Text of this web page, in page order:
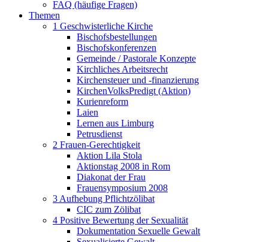
FAQ (häufige Fragen)
Themen
1 Geschwisterliche Kirche
Bischofsbestellungen
Bischofskonferenzen
Gemeinde / Pastorale Konzepte
Kirchliches Arbeitsrecht
Kirchensteuer und -finanzierung
KirchenVolksPredigt (Aktion)
Kurienreform
Laien
Lernen aus Limburg
Petrusdienst
2 Frauen-Gerechtigkeit
Aktion Lila Stola
Aktionstag 2008 in Rom
Diakonat der Frau
Frauensymposium 2008
3 Aufhebung Pflichtzölibat
CIC zum Zölibat
4 Positive Bewertung der Sexualität
Dokumentation Sexuelle Gewalt